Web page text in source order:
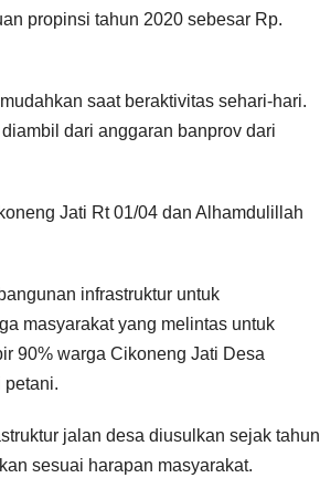
propinsi tahun 2020 sebesar Rp.
saat beraktivitas sehari-hari.
dari anggaran banprov dari
Jati Rt 01/04 dan Alhamdulillah
infrastruktur untuk
masyarakat yang melintas untuk
90% warga Cikoneng Jati Desa
petani.
jalan desa diusulkan sejak tahun
sesuai harapan masyarakat.